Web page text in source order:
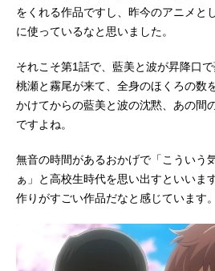
をくれる作品ですし、昨今のアニメと
に使っているなと思いました。
それこそ第1話で、藍美と波が昇降口
桃瀬と霧尾が来て、全身のほくろの数
かけてからの藍美と波の沈黙、あの間
ですよね。
無音の時間があるおかげで「こういう
ぁ」と高校生時代を思い出すといいま
作りがすごい作品だなと感じています。